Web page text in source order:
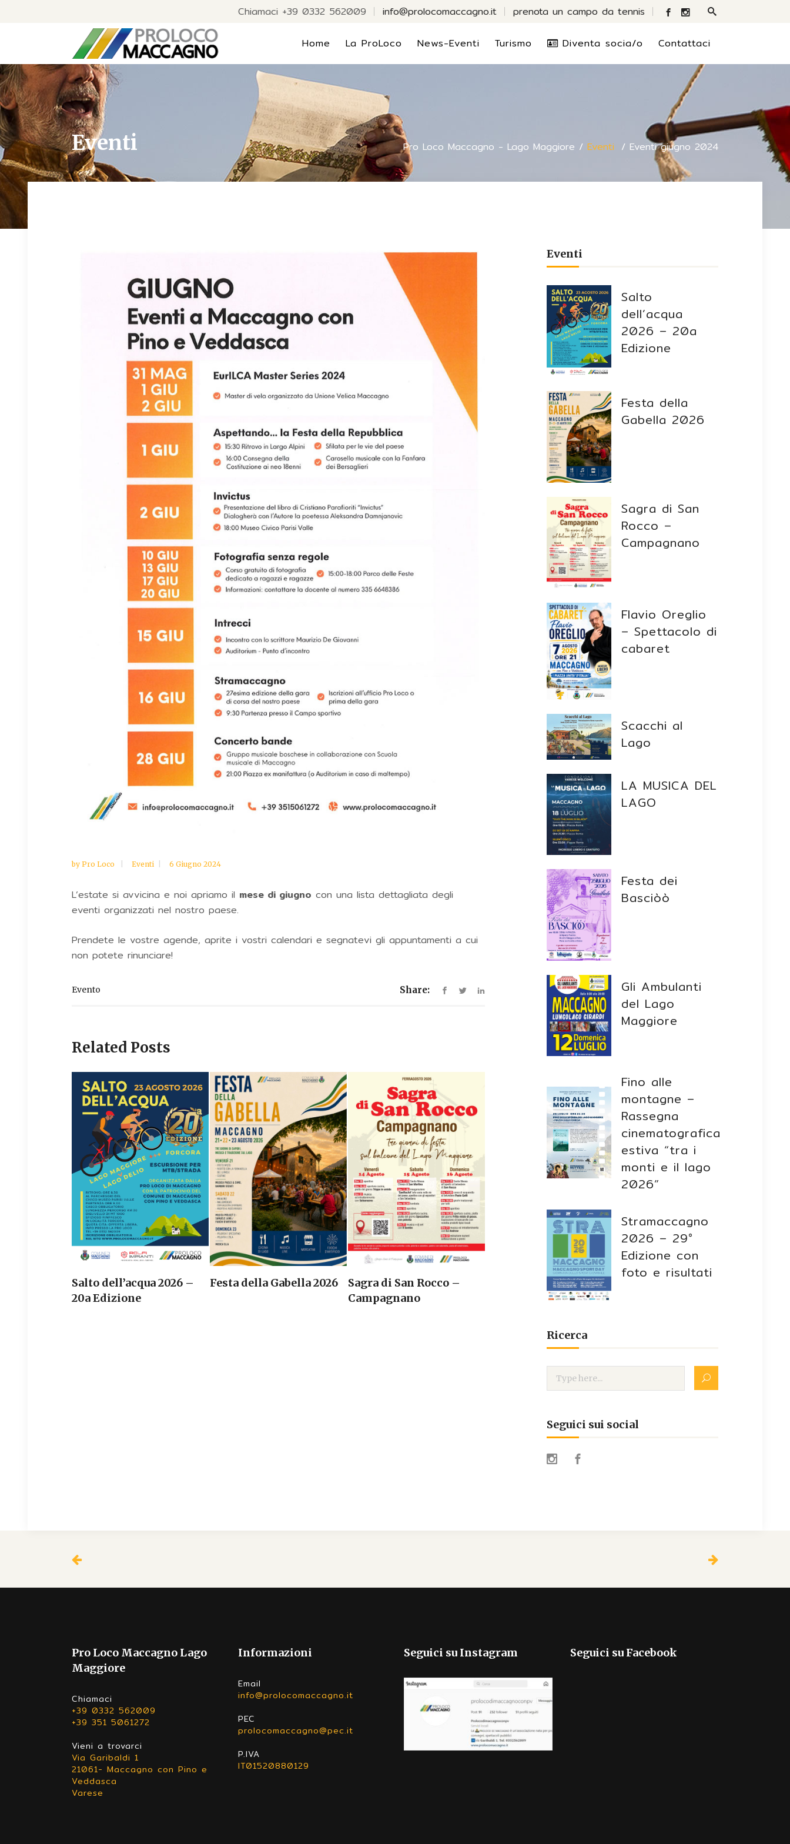
Chiamaci +39 0332 562009 info@prolocomaccagno.it prenota un campo da tennis
Home La ProLoco News-Eventi Turismo Diventa socia/o Contattaci
Eventi Pro Loco Maccagno - Lago Maggiore / Eventi / Eventi giugno 2024
by Pro Loco Eventi 6 Giugno 2024
L’estate si avvicina e noi apriamo il mese di giugno con una lista dettagliata degli
eventi organizzati nel nostro paese.
Prendete le vostre agende, aprite i vostri calendari e segnatevi gli appuntamenti a cui
non potete rinunciare!
Evento Share:
Related Posts
Salto dell’acqua 2026 –
20a Edizione
Festa della Gabella 2026
Sagra di San Rocco –
Campagnano
Eventi
Salto
dell’acqua
2026 – 20a
Edizione
Festa della
Gabella 2026
Sagra di San
Rocco –
Campagnano
Flavio Oreglio
– Spettacolo di
cabaret
Scacchi al
Lago
LA MUSICA DEL
LAGO
Festa dei
Basciòò
Gli Ambulanti
del Lago
Maggiore
Fino alle
montagne –
Rassegna
cinematografica
estiva “tra i
monti e il lago
2026”
Stramaccagno
2026 – 29°
Edizione con
foto e risultati
Ricerca
Seguici sui social
Pro Loco Maccagno Lago
Maggiore
Chiamaci
+39 0332 562009
+39 351 5061272
Vieni a trovarci
Via Garibaldi 1
21061- Maccagno con Pino e
Veddasca
Varese
Informazioni
Email
info@prolocomaccagno.it
PEC
prolocomaccagno@pec.it
P.IVA
IT01520880129
Seguici su Instagram Seguici su Facebook